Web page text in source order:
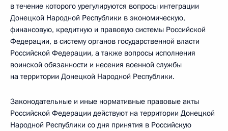
в течение которого урегулируются вопросы интеграции
Донецкой Народной Республики в экономическую,
финансовую, кредитную и правовую системы Российской
Федерации, в систему органов государственной власти
Российской Федерации, а также вопросы исполнения
воинской обязанности и несения военной службы
на территории Донецкой Народной Республики.
Законодательные и иные нормативные правовые акты
Российской Федерации действуют на территории Донецкой
Народной Республики со дня принятия в Российскую